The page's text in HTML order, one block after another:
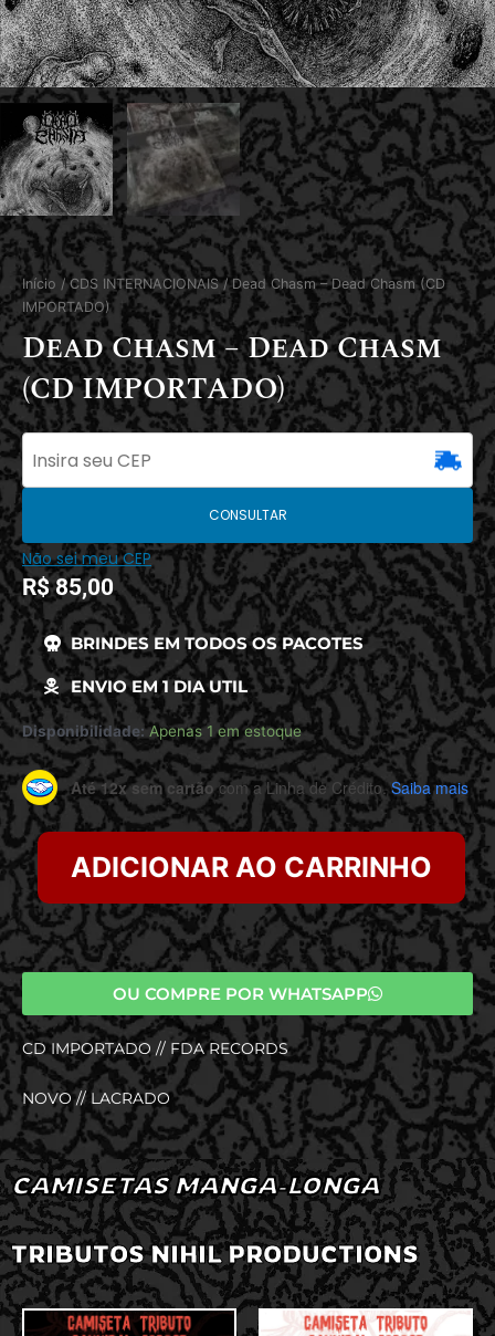
Início /CDS INTERNACIONAIS/ Dead Chasm – Dead Chasm (CD
IMPORTADO)
Dead Chasm – Dead Chasm
(CD IMPORTADO)
CONSULTAR
Não sei meu CEP
R$85,00
BRINDES EM TODOS OS PACOTES
ENVIO EM 1 DIA UTIL
Disponibilidade: Apenas 1 em estoque
Até 12x sem cartãocom a Linha de Crédito. Saiba mais
ADICIONAR AO CARRINHO
OU COMPRE POR WHATSAPP
CD IMPORTADO // FDA RECORDS
NOVO // LACRADO
CAMISETAS MANGA-LONGA
TRIBUTOS NIHIL PRODUCTIONS